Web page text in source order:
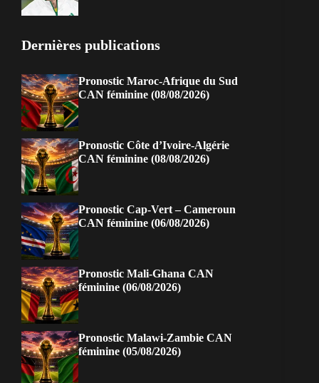
Dernières publications
Pronostic Maroc-Afrique du Sud
CAN féminine (08/08/2026)
Pronostic Côte d’Ivoire-Algérie
CAN féminine (08/08/2026)
Pronostic Cap-Vert – Cameroun
CAN féminine (06/08/2026)
Pronostic Mali-Ghana CAN
féminine (06/08/2026)
Pronostic Malawi-Zambie CAN
féminine (05/08/2026)